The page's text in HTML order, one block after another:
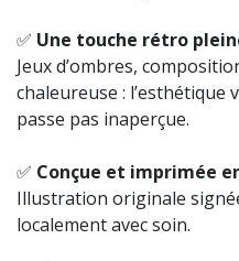
✅ Une touche rétro
Jeux d’ombres,
chaleureuse : l’esthétique
passe pas inaperçue.
✅ Conçue et imprimée
Illustration originale
localement avec soin.